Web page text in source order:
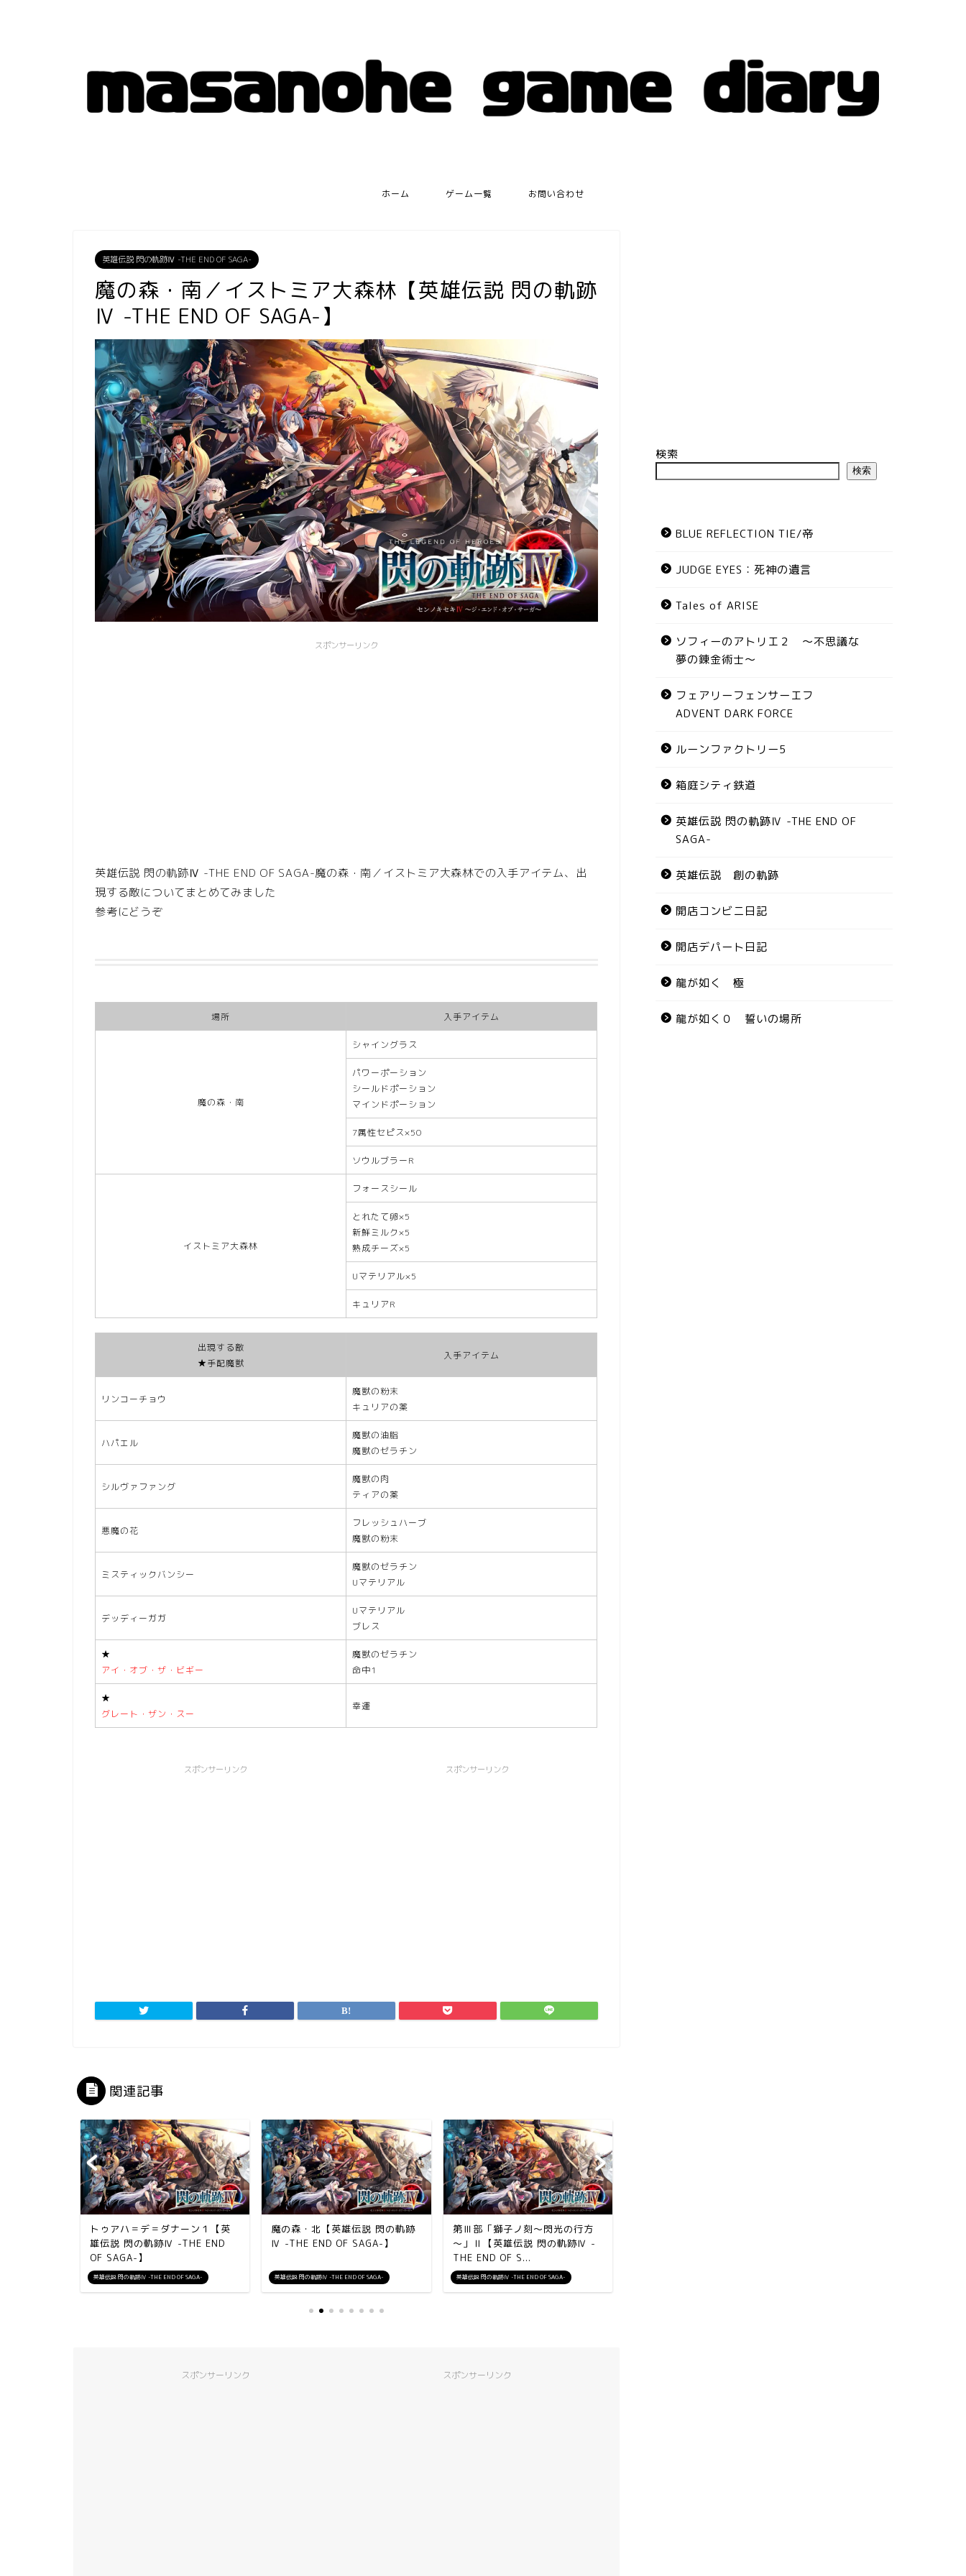
ホーム ゲーム一覧 お問い合わせ
英雄伝説 閃の軌跡Ⅳ -THE END OF SAGA-
魔の森・南／イストミア大森林【英雄伝説 閃の軌跡
Ⅳ -THE END OF SAGA-】
スポンサーリンク
英雄伝説 閃の軌跡Ⅳ -THE END OF SAGA-魔の森・南／イストミア大森林での入手アイテム、出
現する敵についてまとめてみました
参考にどうぞ
場所 入手アイテム
魔の森・南
シャイングラス
パワーポーション
シールドポーション
マインドポーション
7属性セピス×50
ソウルブラーR
イストミア大森林
フォースシール
とれたて卵×5
新鮮ミルク×5
熟成チーズ×5
Uマテリアル×5
キュリアR
出現する敵
★手配魔獣
入手アイテム
リンコーチョウ
魔獣の粉末
キュリアの薬
ハパエル
魔獣の油脂
魔獣のゼラチン
シルヴァファング
魔獣の肉
ティアの薬
悪魔の花
フレッシュハーブ
魔獣の粉末
ミスティックバンシー
魔獣のゼラチン
Uマテリアル
デッディーガガ
Uマテリアル
ブレス
★
アイ・オブ・ザ・ビギー
魔獣のゼラチン
命中1
★
グレート・ザン・スー
幸運
スポンサーリンク スポンサーリンク
関連記事
英雄伝説 閃の軌跡Ⅳ -THE END OF SAGA-
トゥアハ＝デ＝ダナーン１【英
雄伝説 閃の軌跡Ⅳ -THE END
OF SAGA-】
英雄伝説 閃の軌跡Ⅳ -THE END OF SAGA-
魔の森・北【英雄伝説 閃の軌跡
Ⅳ -THE END OF SAGA-】
英雄伝説 閃の軌跡Ⅳ -THE END OF SAGA-
第Ⅲ部「獅子ノ刻～閃光の行方
～」Ⅱ【英雄伝説 閃の軌跡Ⅳ -
THE END OF S...
スポンサーリンク スポンサーリンク
検索
検索
BLUE REFLECTION TIE/帝
JUDGE EYES：死神の遺言
Tales of ARISE
ソフィーのアトリエ２ ～不思議な
夢の錬金術士～
フェアリーフェンサーエフ
ADVENT DARK FORCE
ルーンファクトリー5
箱庭シティ鉄道
英雄伝説 閃の軌跡Ⅳ -THE END OF
SAGA-
英雄伝説 創の軌跡
開店コンビニ日記
開店デパート日記
龍が如く 極
龍が如く０ 誓いの場所